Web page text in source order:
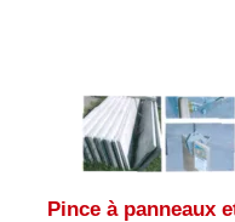
Pince à panneaux